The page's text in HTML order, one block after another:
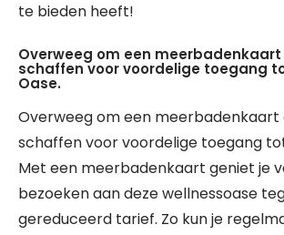
te bieden heeft!
Overweeg om een
schaffen voor voordelige toegang
Oase.
Overweeg om een meerbadenkaart
schaffen voor voordelige toegang
Met een meerbadenkaart geniet je
bezoeken aan deze wellnessoase
gereduceerd tarief. Zo kun je